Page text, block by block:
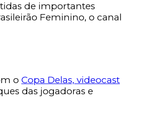
de importantes
Feminino, o canal
o Copa Delas, videocast
das jogadoras e